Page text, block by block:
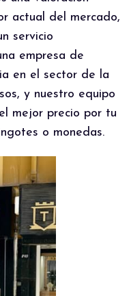
actual del mercado,
servicio
empresa de
en el sector de la
y nuestro equipo
mejor precio por tu
o monedas.